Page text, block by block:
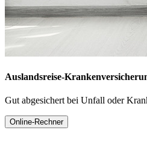
Auslandsreise-
Gut abgesichert bei Unfall oder
Online-Rechner